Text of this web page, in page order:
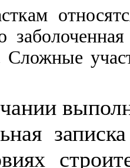
Сложные учас
в
стро